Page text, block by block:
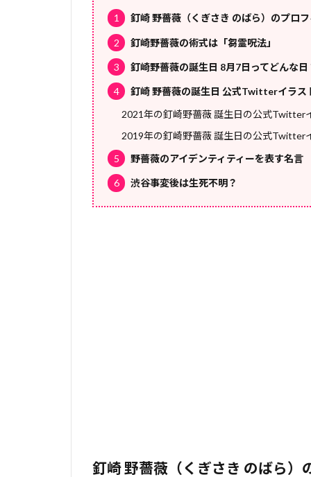
1 釘崎 野薔薇（くぎさき のばら）のプロ
2 釘崎野薔薇の術式は「芻霊呪法」
3 釘崎野薔薇の誕生日 8月7日ってどんな日
4
釘崎 野薔薇の誕生日 公式Twitterイラス
2021年の釘崎野薔薇 誕生日の公式Twitter
2019年の釘崎野薔薇 誕生日の公式Twitter
5
野薔薇のアイデンティティーを表す名言
6 渋谷事変後は生死不明？
釘崎 野薔薇（くぎさき のばら）